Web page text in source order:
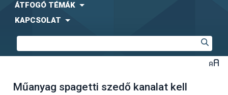
ÁTFOGÓ TÉMÁK
KAPCSOLAT
Műanyag spagetti szedő kanalat kell